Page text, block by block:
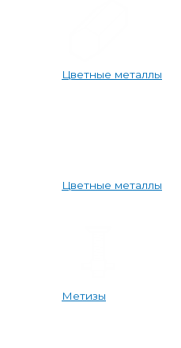
Цветные металлы
Цветные металлы
Метизы